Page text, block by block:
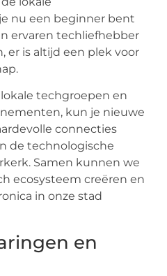
nu een beginner bent
ervaren techliefhebber
er is altijd een plek voor
techgroepen en
kun je nieuwe
connecties
de technologische
Samen kunnen we
ecosysteem creëren en
in onze stad
en